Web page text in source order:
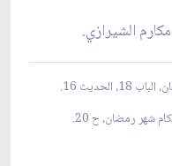
الشيرازي.